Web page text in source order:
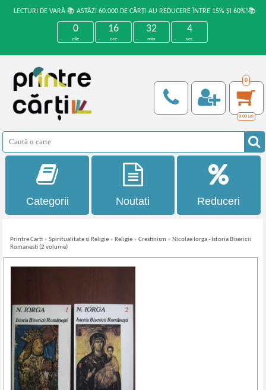
LECTURI DE VARĂ 📚 ASTĂZI 60.000 DE CĂRȚI AU REDUCERE ÎNTRE 15% ȘI 60%!📚
0
zile
16
ore
32
min
4
sec
0
0,00 Lei
Categorii Noutati Reduceri
Printre Carti »Spiritualitate si Religie » Religie »Crestinism » Nicolae Iorga - Istoria Bisericii
Romanesti (2 volume)